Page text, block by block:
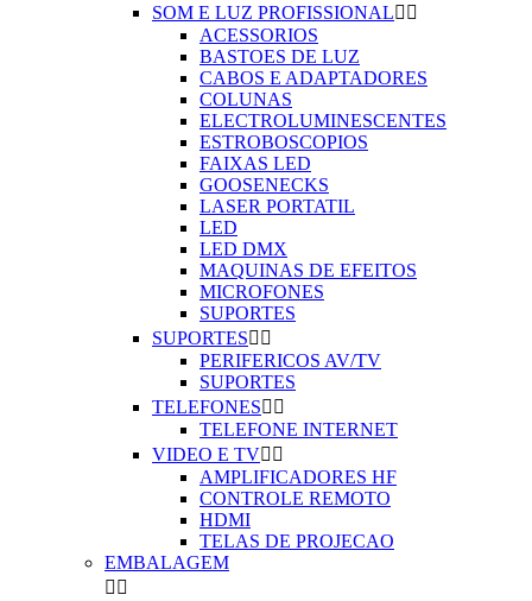
SOM E LUZ PROFISSIONAL 
ACESSORIOS
BASTOES DE LUZ
CABOS E ADAPTADORES
COLUNAS
ELECTROLUMINESCENTES
ESTROBOSCOPIOS
FAIXAS LED
GOOSENECKS
LASER PORTATIL
LED
LED DMX
MAQUINAS DE EFEITOS
MICROFONES
SUPORTES
SUPORTES 
PERIFERICOS AV/TV
SUPORTES
TELEFONES 
TELEFONE INTERNET
VIDEO E TV 
AMPLIFICADORES HF
CONTROLE REMOTO
HDMI
TELAS DE PROJECAO
EMBALAGEM
 